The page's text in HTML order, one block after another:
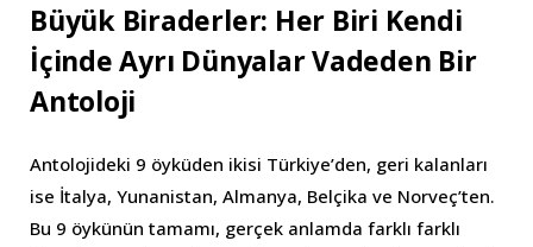
Büyük Biraderler: Her Biri Kendi
İçinde Ayrı Dünyalar Vadeden Bir
Antoloji
Antolojideki 9 öyküden ikisi Türkiye’den, geri kalanları
ise İtalya, Yunanistan, Almanya, Belçika ve Norveç’ten.
Bu 9 öykünün tamamı, gerçek anlamda farklı farklı